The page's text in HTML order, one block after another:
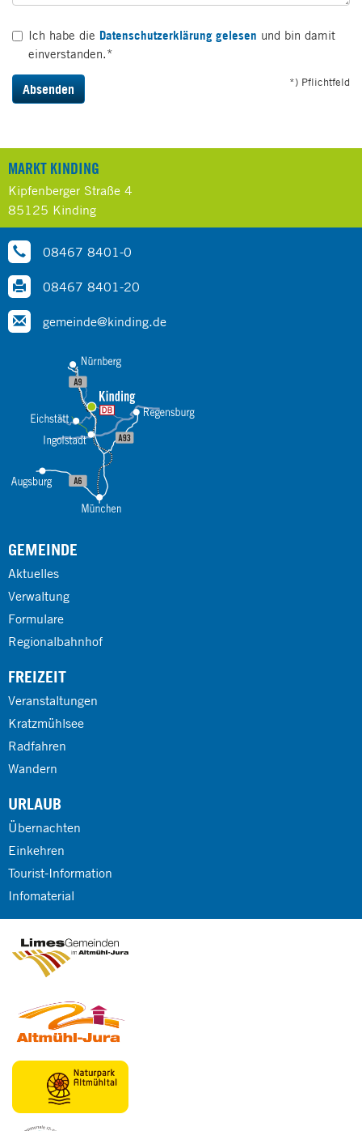
Ich habe die Datenschutzerklärung gelesen und bin damit
einverstanden.*
Absenden *) Pflichtfeld
MARKT KINDING
Kipfenberger Straße 4
85125 Kinding
08467 8401-0
08467 8401-20
gemeinde@kinding.de
GEMEINDE
Aktuelles
Verwaltung
Formulare
Regionalbahnhof
FREIZEIT
Veranstaltungen
Kratzmühlsee
Radfahren
Wandern
URLAUB
Übernachten
Einkehren
Tourist-Information
Infomaterial